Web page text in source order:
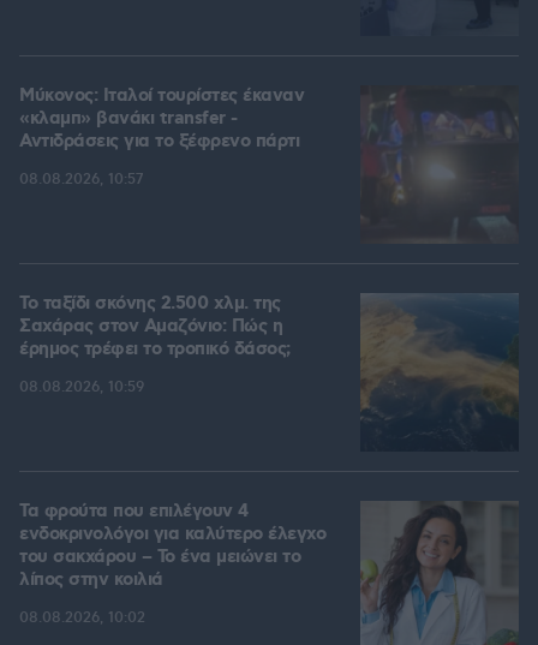
Μύκονος: Ιταλοί τουρίστες έκαναν
«κλαμπ» βανάκι transfer -
Αντιδράσεις για το ξέφρενο πάρτι
08.08.2026, 10:57
Το ταξίδι σκόνης 2.500 χλμ. της
Σαχάρας στον Αμαζόνιο: Πώς η
έρημος τρέφει το τροπικό δάσος;
08.08.2026, 10:59
Τα φρούτα που επιλέγουν 4
ενδοκρινολόγοι για καλύτερο έλεγχο
του σακχάρου – Το ένα μειώνει το
λίπος στην κοιλιά
08.08.2026, 10:02